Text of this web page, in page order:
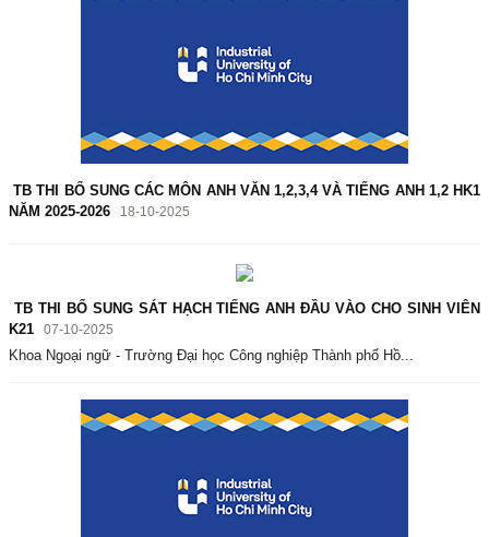
TB THI BỔ SUNG CÁC MÔN ANH VĂN 1,2,3,4 VÀ TIẾNG ANH 1,2 HK1
NĂM 2025-2026
18-10-2025
TB THI BỔ SUNG SÁT HẠCH TIẾNG ANH ĐẦU VÀO CHO SINH VIÊN
K21
07-10-2025
Khoa Ngoại ngữ - Trường Đại học Công nghiệp Thành phố Hồ...